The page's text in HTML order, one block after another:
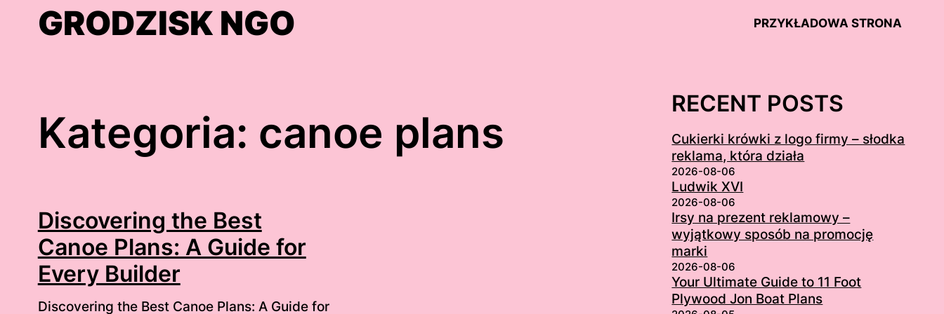
GRODZISK NGO PRZYKŁADOWA STRONA
Kategoria: canoe plans
Discovering the Best
Canoe Plans: A Guide for
Every Builder
Discovering the Best Canoe Plans: A Guide for
RECENT POSTS
Cukierki krówki z logo firmy – słodka
reklama, która działa
2026-08-06
Ludwik XVI
2026-08-06
Irsy na prezent reklamowy –
wyjątkowy sposób na promocję
marki
2026-08-06
Your Ultimate Guide to 11 Foot
Plywood Jon Boat Plans